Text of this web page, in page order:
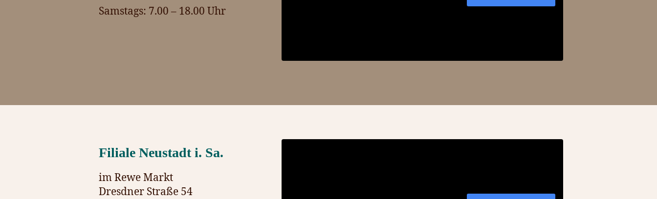
Samstags: 7.00 – 18.00 Uhr
Filiale Neustadt i. Sa.
im Rewe Markt
Dresdner Straße 54